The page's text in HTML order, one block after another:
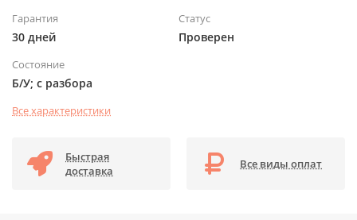
Гарантия
30 дней
Статус
Проверен
Состояние
Б/У; с разбора
Все характеристики
Быстрая
доставка
Все виды оплат